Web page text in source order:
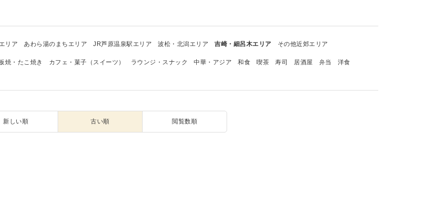
リア あわら湯のまちエリア JR芦原温泉駅エリア 波松・北潟エリア 吉崎・細呂木エリア その他近郊エリア
焼・たこ焼き カフェ・菓子（スイーツ） ラウンジ・スナック 中華・アジア 和食 喫茶 寿司 居酒屋 弁当
洋食
新しい順 古い順 閲覧数順